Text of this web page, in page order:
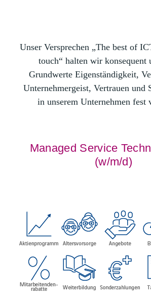
Unser Versprechen „The best of
touch“ halten wir konsequent
Grundwerte Eigenständigkeit,
Unternehmergeist, Vertrauen und
in unserem Unternehmen fest
Managed Service
(w/m/d)